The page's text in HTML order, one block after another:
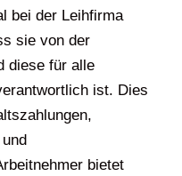
bei der Leihfirma
sie von der
diese für alle
ist. Dies
bietet